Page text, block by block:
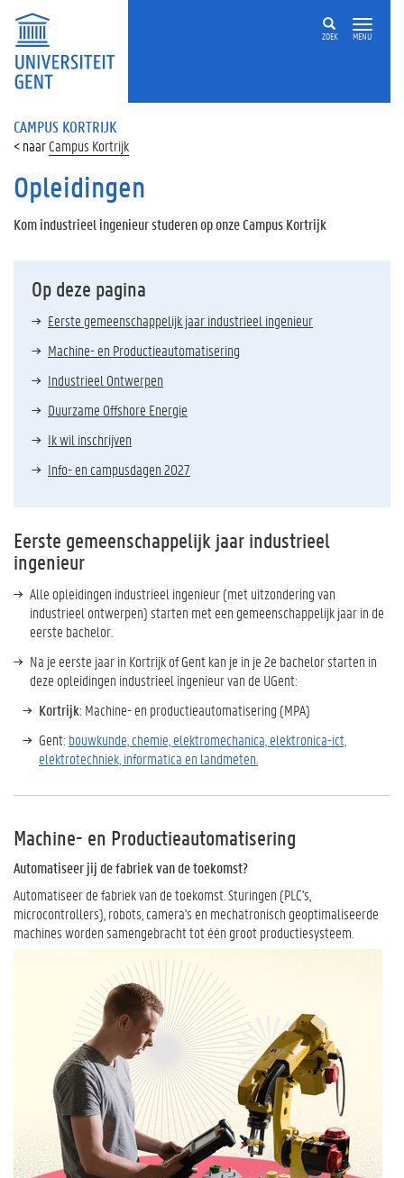
ZOEK MENU
CAMPUS KORTRIJK
Campus Kortrijk
Opleidingen
Kom industrieel ingenieur studeren op onze Campus Kortrijk
Op deze pagina
Eerste gemeenschappelijk jaar industrieel ingenieur
Machine- en Productieautomatisering
Industrieel Ontwerpen
Duurzame Offshore Energie
Ik wil inschrijven
Info- en campusdagen 2027
Eerste gemeenschappelijk jaar industrieel
ingenieur
Alle opleidingen industrieel ingenieur (met uitzondering van
industrieel ontwerpen) starten met een gemeenschappelijk jaar in de
eerste bachelor.
Na je eerste jaar in Kortrijk of Gent kan je in je 2e bachelor starten in
deze opleidingen industrieel ingenieur van de UGent:
Kortrijk: Machine- en productieautomatisering (MPA)
Gent: bouwkunde, chemie, elektromechanica, elektronica-ict,
elektrotechniek, informatica en landmeten.
Machine- en Productieautomatisering
Automatiseer jij de fabriek van de toekomst?
Automatiseer de fabriek van de toekomst. Sturingen (PLC's,
microcontrollers), robots, camera's en mechatronisch geoptimaliseerde
machines worden samengebracht tot één groot productiesysteem.